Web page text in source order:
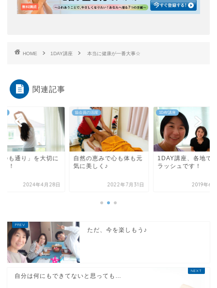
HOME 1DAY講座 本当に健康が一番大事☆
関連記事
つも通り」を大切に
！
2024年4月28日
協会員の活躍
自然の恵みで心も体も元
気に美しく♪
2022年7月31日
1DAY講座
1DAY講座、各地で
ラッシュです！
2019年6
ただ、今を楽しもう♪
自分は何にもできてないと思っても…